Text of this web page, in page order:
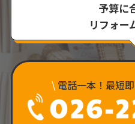
予算に
リフォー
\ 電話一本！最短